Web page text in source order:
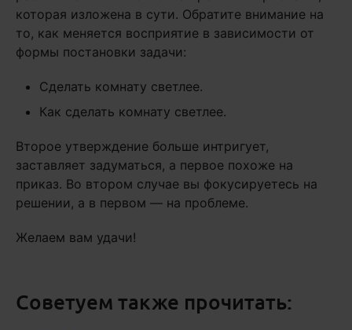
которая изложена в сути. Обратите внимание на
то, как меняется восприятие в зависимости от
формы постановки задачи:
Сделать комнату светлее.
Как сделать комнату светлее.
Второе утверждение больше интригует,
заставляет задуматься, а первое похоже на
приказ. Во втором случае вы фокусируетесь на
решении, а в первом — на проблеме.
Желаем вам удачи!
Советуем также прочитать: